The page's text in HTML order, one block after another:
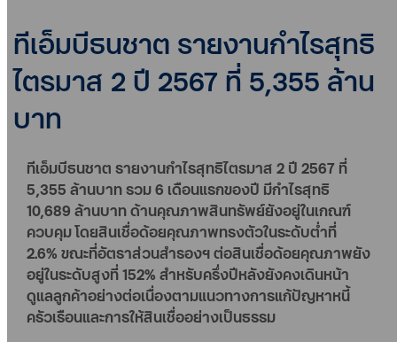
ทีเอ็มบีธนชาต รายงานกำไรสุทธิ
ไตรมาส 2 ปี 2567 ที่ 5,355 ล้าน
บาท
ทีเอ็มบีธนชาต รายงานกำไรสุทธิไตรมาส 2 ปี 2567 ที่
5,355 ล้านบาท รวม 6 เดือนแรกของปี มีกำไรสุทธิ
10,689 ล้านบาท ด้านคุณภาพสินทรัพย์ยังอยู่ในเกณฑ์
ควบคุม โดยสินเชื่อด้อยคุณภาพทรงตัวในระดับต่ำที่
2.6% ขณะที่อัตราส่วนสำรองฯ ต่อสินเชื่อด้อยคุณภาพยัง
อยู่ในระดับสูงที่ 152% สำหรับครึ่งปีหลังยังคงเดินหน้า
ดูแลลูกค้าอย่างต่อเนื่องตามแนวทางการแก้ปัญหาหนี้
ครัวเรือนและการให้สินเชื่ออย่างเป็นธรรม